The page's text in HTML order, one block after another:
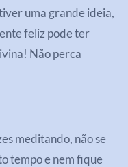
uma grande ideia,
feliz pode ter
Não perca
meditando, não se
tempo e nem fique